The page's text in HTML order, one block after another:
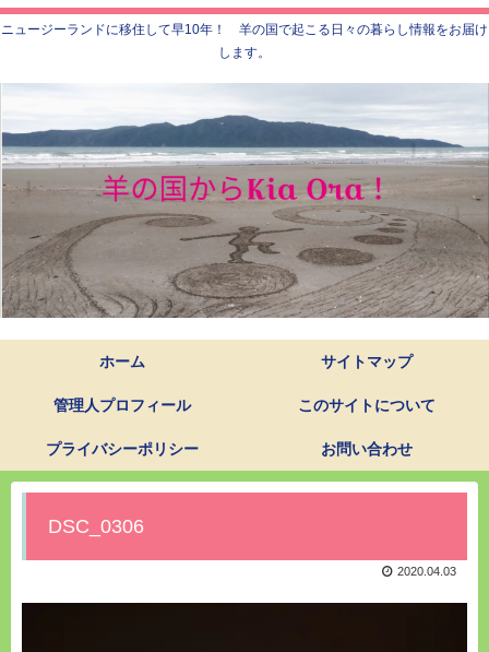
ニュージーランドに移住して早10年！ 羊の国で起こる日々の暮らし情報をお届け
します。
ホーム サイトマップ
管理人プロフィール このサイトについて
プライバシーポリシー お問い合わせ
DSC_0306
2020.04.03